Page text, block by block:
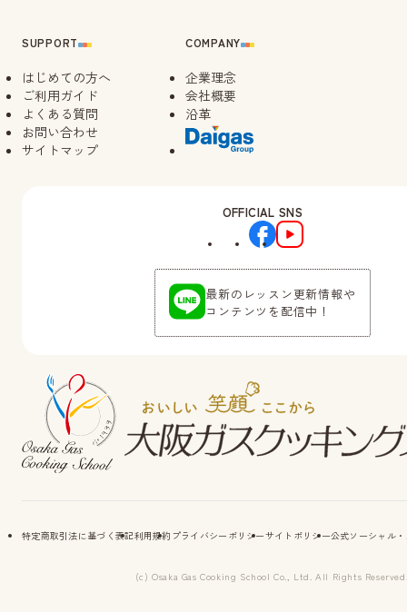
SUPPORT
はじめての方へ
ご利用ガイド
よくある質問
お問い合わせ
サイトマップ
COMPANY
企業理念
会社概要
沿革
OFFICIAL SNS
最新のレッスン更新情報や
コンテンツを配信中！
特定商取引法に基づく表記利用規約 プライバシーポリシーサイトポリシー公式ソーシャル
(c) Osaka Gas Cooking School Co., Ltd. All Rights